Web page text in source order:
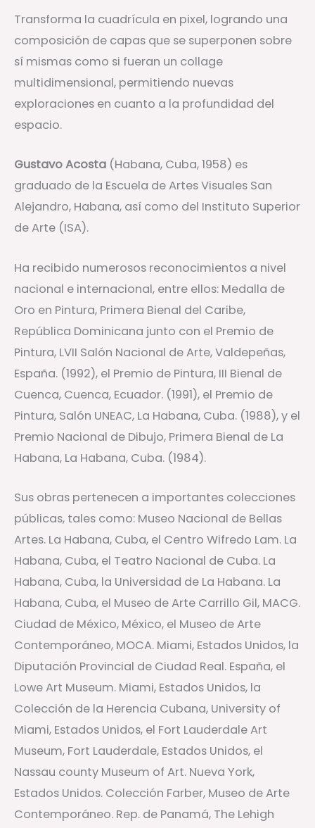
Transforma la cuadrícula en pixel, logrando una
composición de capas que se superponen sobre
sí mismas como si fueran un collage
multidimensional, permitiendo nuevas
exploraciones en cuanto a la profundidad del
espacio.
Gustavo Acosta (Habana, Cuba, 1958) es
graduado de la Escuela de Artes Visuales San
Alejandro, Habana, así como del Instituto Superior
de Arte (ISA).
Ha recibido numerosos reconocimientos a nivel
nacional e internacional, entre ellos: Medalla de
Oro en Pintura, Primera Bienal del Caribe,
República Dominicana junto con el Premio de
Pintura, LVII Salón Nacional de Arte, Valdepeñas,
España. (1992), el Premio de Pintura, III Bienal de
Cuenca, Cuenca, Ecuador. (1991), el Premio de
Pintura, Salón UNEAC, La Habana, Cuba. (1988), y el
Premio Nacional de Dibujo, Primera Bienal de La
Habana, La Habana, Cuba. (1984).
Sus obras pertenecen a importantes colecciones
públicas, tales como: Museo Nacional de Bellas
Artes. La Habana, Cuba, el Centro Wifredo Lam. La
Habana, Cuba, el Teatro Nacional de Cuba. La
Habana, Cuba, la Universidad de La Habana. La
Habana, Cuba, el Museo de Arte Carrillo Gil, MACG.
Ciudad de México, México, el Museo de Arte
Contemporáneo, MOCA. Miami, Estados Unidos, la
Diputación Provincial de Ciudad Real. España, el
Lowe Art Museum. Miami, Estados Unidos, la
Colección de la Herencia Cubana, University of
Miami, Estados Unidos, el Fort Lauderdale Art
Museum, Fort Lauderdale, Estados Unidos, el
Nassau county Museum of Art. Nueva York,
Estados Unidos. Colección Farber, Museo de Arte
Contemporáneo. Rep. de Panamá, The Lehigh